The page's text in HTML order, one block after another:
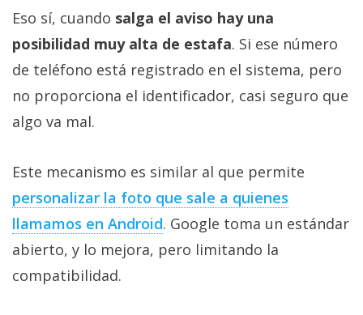
Eso sí, cuando salga el aviso hay una
posibilidad muy alta de estafa. Si ese número
de teléfono está registrado en el sistema, pero
no proporciona el identificador, casi seguro que
algo va mal.
Este mecanismo es similar al que permite
personalizar la foto que sale a quienes
llamamos en Android. Google toma un estándar
abierto, y lo mejora, pero limitando la
compatibilidad.